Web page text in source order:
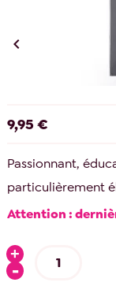

9,95 €
Passionnant,
particulièrement
Attention :